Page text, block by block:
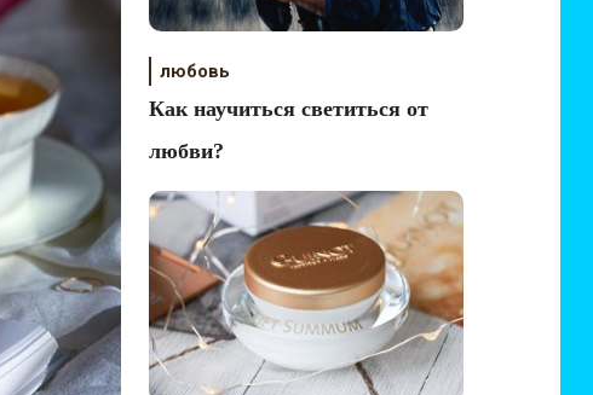
любовь
Как научиться светиться от
любви?